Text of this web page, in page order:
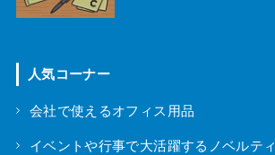
人気コーナー
会社で使えるオフィス用品
イベントや行事で大活躍するノベルティ